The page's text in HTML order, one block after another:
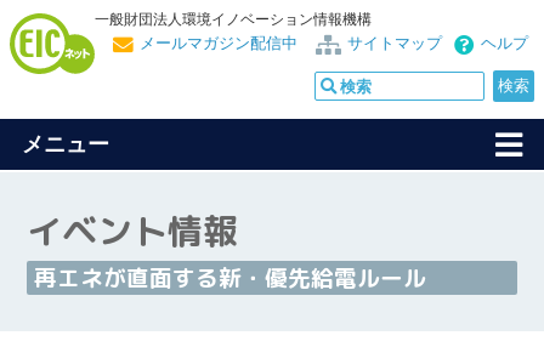
一般財団法人環境イノベーション情報機構
ヘルプ
サイトマップ
メールマガジン配信中
メニュー
イベント情報
再エネが直面する新・優先給電ルール